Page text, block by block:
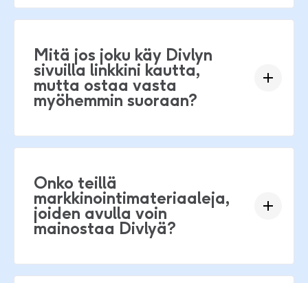
Mitä jos joku käy Divlyn
sivuilla linkkini kautta,
mutta ostaa vasta
myöhemmin suoraan?
Onko teillä
markkinointimateriaaleja,
joiden avulla voin
mainostaa Divlyä?